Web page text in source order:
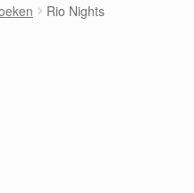
Rio Nights